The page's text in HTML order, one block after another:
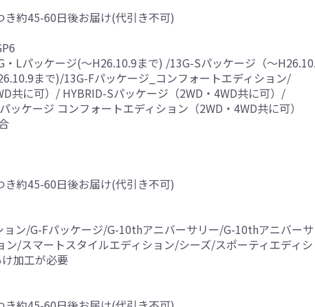
約45-60日後お届け(代引き不可)
Lパッケージ(～H26.10.9まで) /13G-Sパッケージ（～
まで)/13G-Fパッケージ_コンフォートエディション/
共に可）/ HYBRID-Sパッケージ（2WD・4WD共に可）/
ッケージ コンフォートエディション（2WD・4WD共に可）
約45-60日後お届け(代引き不可)
ン/G-Fパッケージ/G-10thアニバーサリー/G-10thアニバー
/スマートスタイルエディション/シーズ/スポーティエディ
加工が必要